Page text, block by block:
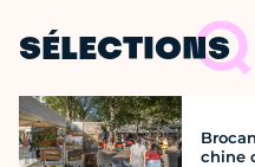
SÉLECTIONS
chine